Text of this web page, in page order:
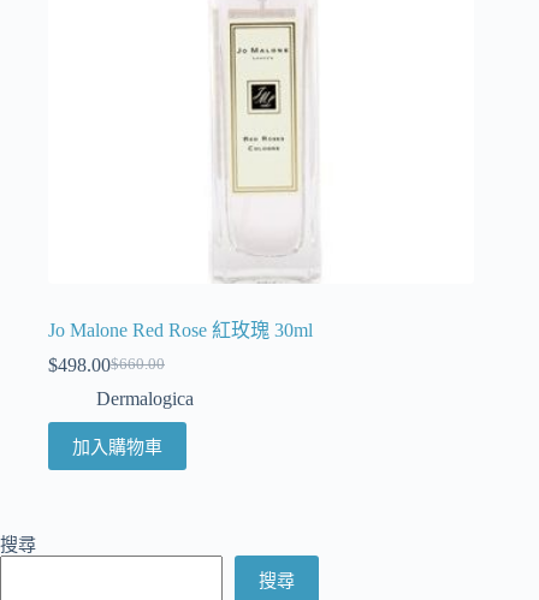
Jo Malone Red Rose 紅玫瑰 30ml
$660.00
$498.00
Dermalogica
加入購物車
搜尋
搜尋